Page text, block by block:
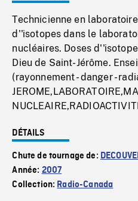
Technicienne en
d''isotopes dans le
nucléaires. Doses
Dieu de Saint-Jérôme.
(rayonnement - danger -
DÉTAILS
Chute de tournage de:
Année: 2007
Collection: Radio-Canada